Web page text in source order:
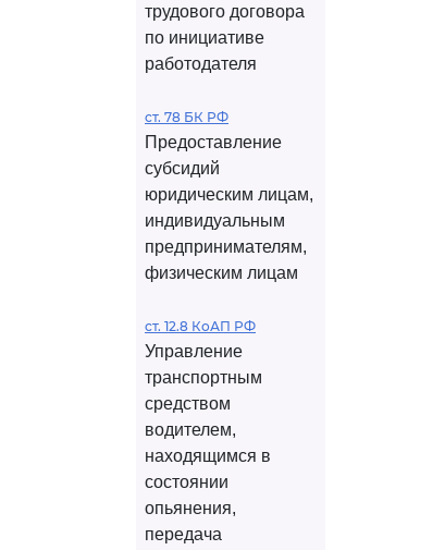
трудового договора
по инициативе
работодателя
ст. 78 БК РФ
Предоставление
субсидий
юридическим лицам,
индивидуальным
предпринимателям,
физическим лицам
ст. 12.8 КоАП РФ
Управление
транспортным
средством
водителем,
находящимся в
состоянии
опьянения,
передача